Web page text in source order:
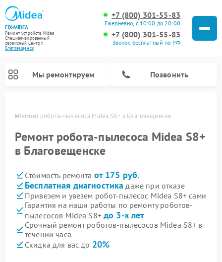
FIX-MIDEA
Ремонт устройств Midea
Специализированный
cервисный центр г.
Благовещенск
+7 (800) 301-55-83
Ежедневно, с 10:00 до 20:00
+7 (800) 301-55-83
Звонок бесплатный по РФ
Мы ремонтируем Позвонить
Ремонт робота-пылесоса Midea S8+ в Благовещенске
Ремонт робота-пылесоса Midea S8+
в Благовещенске
Стоимость ремонта от 175 руб.
Бесплатная диагностика даже при отказе
Привезем и увезем робот-пылесос Midea S8+ сами
Гарантия на наши работы по ремонту роботов-
пылесосов Midea S8+ до 3-х лет
Срочный ремонт роботов-пылесосов Midea S8+ в
течении часа
Скидка для вас до 20%